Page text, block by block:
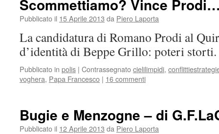
Scommettiamo? Vince
Pubblicato il 15 Aprile 2013 da Piero Laporta
La candidatura di Romano Prodi al
d’identità di Beppe Grillo: poteri
Pubblicato in polis | Contrassegnatocielilimpidi,
voghera, Papa Francesco | 16 commenti
Bugie e Menzogne – di
Pubblicato il 12 Aprile 2013 da Piero Laporta